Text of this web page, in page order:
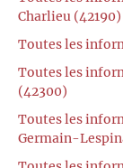
Charlieu (42190)
Toutes les
Toutes les
(42300)
Toutes les
Germain-